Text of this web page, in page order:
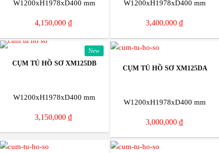
W1200xH1978xD400 mm
4,150,000₫
W1200xH1978xD400 mm
3,400,000 ₫
New
CỤM TỦ HỒ SƠ XM125DB
W1200xH1978xD400 mm
3,150,000₫
CỤM TỦ HỒ SƠ XM125DA
W1200xH1978xD400 mm
3,000,000 ₫